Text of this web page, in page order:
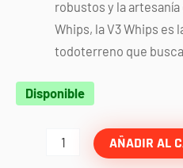
robustos y la
Whips, la V3 Whips es
todoterreno que
Disponible
Par
AÑADIR AL